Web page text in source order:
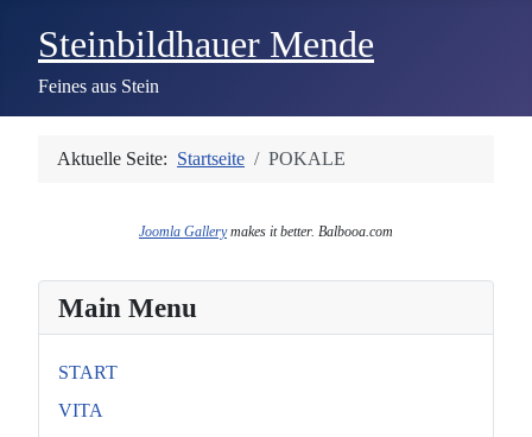
Steinbildhauer Mende
Feines aus Stein
Aktuelle Seite: Startseite POKALE
Joomla Gallerymakes it better. Balbooa.com
Main Menu
START
VITA